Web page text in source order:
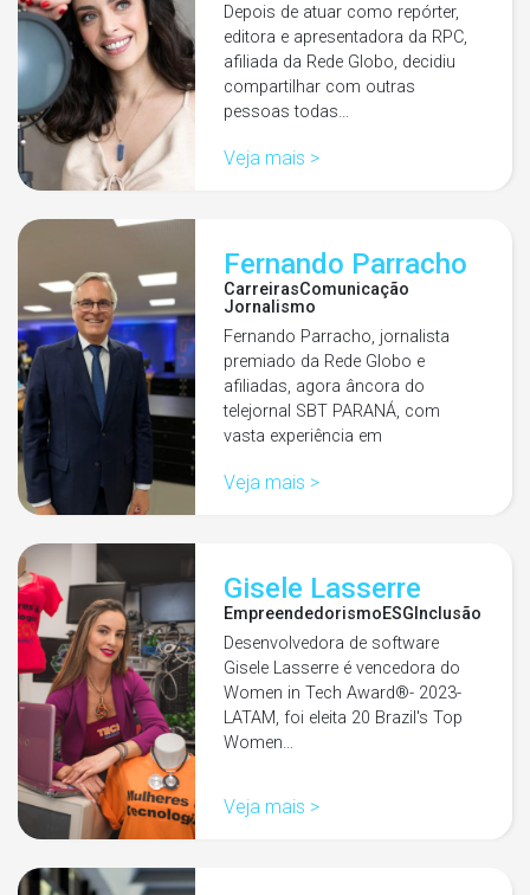
Depois de atuar como repórter,
editora e apresentadora da RPC,
afiliada da Rede Globo, decidiu
compartilhar com outras
pessoas todas…
Veja mais >
Fernando Parracho
CarreirasComunicação
Jornalismo
Fernando Parracho, jornalista
premiado da Rede Globo e
afiliadas, agora âncora do
telejornal SBT PARANÁ, com
vasta experiência em
Veja mais >
Gisele Lasserre
EmpreendedorismoESG Inclusão
Desenvolvedora de software
Gisele Lasserre é vencedora do
Women in Tech Award®- 2023-
LATAM, foi eleita 20 Brazil's Top
Women…
Veja mais >